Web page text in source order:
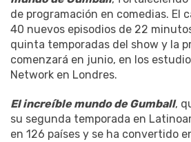
de programación en comedias. El
40 nuevos episodios de 22
quinta temporadas del show y la
comenzará en junio, en los
Network en Londres.
El increíble mundo de Gumball,
su segunda temporada en
en 126 países y se ha convertido